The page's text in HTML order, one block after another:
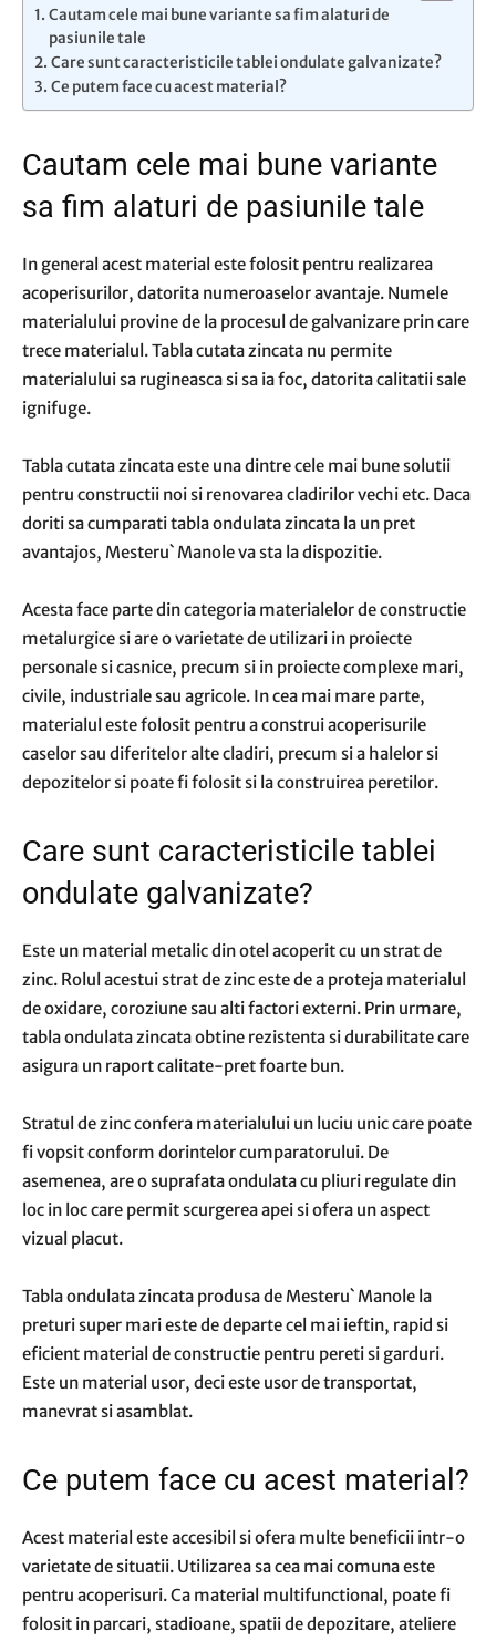
Cautam cele mai bune variante sa fim alaturi de
pasiunile tale
Care sunt caracteristicile tablei ondulate galvanizate?
Ce putem face cu acest material?
Cautam cele mai bune variante
sa fim alaturi de pasiunile tale
In general acest material este folosit pentru realizarea
acoperisurilor, datorita numeroaselor avantaje. Numele
materialului provine de la procesul de galvanizare prin care
trece materialul. Tabla cutata zincata nu permite
materialului sa rugineasca si sa ia foc, datorita calitatii sale
ignifuge.
Tabla cutata zincata este una dintre cele mai bune solutii
pentru constructii noi si renovarea cladirilor vechi etc. Daca
doriti sa cumparati tabla ondulata zincata la un pret
avantajos, Mesteru` Manole va sta la dispozitie.
Acesta face parte din categoria materialelor de constructie
metalurgice si are o varietate de utilizari in proiecte
personale si casnice, precum si in proiecte complexe mari,
civile, industriale sau agricole. In cea mai mare parte,
materialul este folosit pentru a construi acoperisurile
caselor sau diferitelor alte cladiri, precum si a halelor si
depozitelor si poate fi folosit si la construirea peretilor.
Care sunt caracteristicile tablei
ondulate galvanizate?
Este un material metalic din otel acoperit cu un strat de
zinc. Rolul acestui strat de zinc este de a proteja materialul
de oxidare, coroziune sau alti factori externi. Prin urmare,
tabla ondulata zincata obtine rezistenta si durabilitate care
asigura un raport calitate-pret foarte bun.
Stratul de zinc confera materialului un luciu unic care poate
fi vopsit conform dorintelor cumparatorului. De
asemenea, are o suprafata ondulata cu pliuri regulate din
loc in loc care permit scurgerea apei si ofera un aspect
vizual placut.
Tabla ondulata zincata produsa de Mesteru` Manole la
preturi super mari este de departe cel mai ieftin, rapid si
eficient material de constructie pentru pereti si garduri.
Este un material usor, deci este usor de transportat,
manevrat si asamblat.
Ce putem face cu acest material?
Acest material este accesibil si ofera multe beneficii intr-o
varietate de situatii. Utilizarea sa cea mai comuna este
pentru acoperisuri. Ca material multifunctional, poate fi
folosit in parcari, stadioane, spatii de depozitare, ateliere